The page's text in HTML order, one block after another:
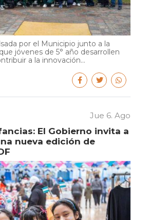
por el Municipio junto a la
jóvenes de 5° año desarrollen
a la innovación...
Jue 6. Ago
El Gobierno invita a
nueva edición de